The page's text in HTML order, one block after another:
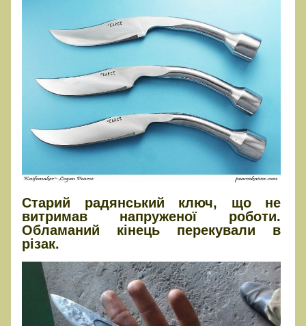
Старий радянський ключ, що не
витримав напруженої роботи.
Обламаний кінець перекували в
різак.